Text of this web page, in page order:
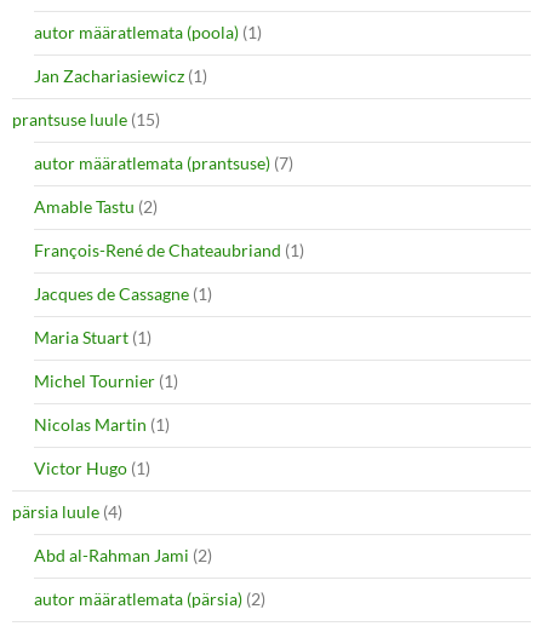
autor määratlemata (poola) (1)
Jan Zachariasiewicz (1)
prantsuse luule (15)
autor määratlemata (prantsuse) (7)
Amable Tastu (2)
François-René de Chateaubriand (1)
Jacques de Cassagne (1)
Maria Stuart (1)
Michel Tournier (1)
Nicolas Martin (1)
Victor Hugo (1)
pärsia luule (4)
Abd al-Rahman Jami (2)
autor määratlemata (pärsia) (2)